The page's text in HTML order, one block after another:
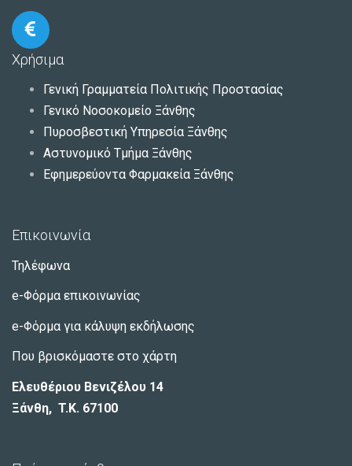
Χρήσιμα
Γενική Γραμματεία Πολιτικής Προστασίας
Γενικό Νοσοκομείο Ξάνθης
Πυροσβεστική Υπηρεσία Ξάνθης
Αστυνομικό Τμήμα Ξάνθης
Εφημερεύοντα Φαρμακεία Ξάνθης
Επικοινωνία
Τηλέφωνα
e-Φόρμα επικοινωνίας
e-Φόρμα για κάλυψη εκδήλωσης
Που βρισκόμαστε στο χάρτη
Ελευθέριου Βενιζέλου 14
Ξάνθη, T.K. 67100